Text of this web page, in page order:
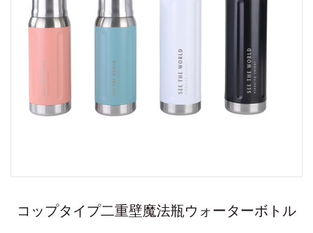
コップタイプ二重壁魔法瓶ウォーターボトル